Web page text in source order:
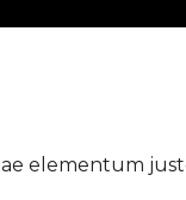
elementum